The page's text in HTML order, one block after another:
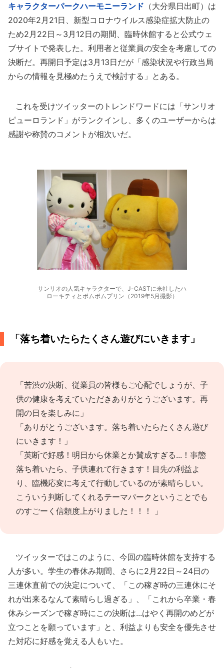
キャラクターパークハーモニーランド （大分県日出町）は
2020年2月21日、新型コロナウイルス感染症拡大防止の
ため2月22日～3月12日の期間、臨時休館すると公式ウェ
ブサイトで発表した。利用者と従業員の安全を考慮しての
決断だ。再開日予定は3月13日だが「感染状況や行政当局
からの情報を見極めたうえで検討する」とある。
これを受けツイッターのトレンドワードには「サンリオ
ピューロランド」がランクインし、多くのユーザーからは
感謝や称賛のコメントが相次いだ。
サンリオの人気キャラクターで、J-CASTに来社したハ
ローキティとポムポムプリン（2019年5月撮影）
「落ち着いたらたくさん遊びにいきます」
「苦渋の決断、従業員の皆様もご心配でしょうが、子
供の健康を考えていただきありがとうございます。再
開の日を楽しみに」
「ありがとうございます。落ち着いたらたくさん遊び
にいきます！」
「英断で好感！明日から休業とか賛成すぎる...！事態
落ち着いたら、子供連れて行きます！目先の利益よ
り、臨機応変に考えて行動しているのが素晴らしい。
こういう判断してくれるテーマパークということでも
のすごーく信頼度上がりました！！！ 」
ツイッターではこのように、今回の臨時休館を支持する
人が多い。学生の春休み期間、さらに2月22日～24日の
三連休直前での決定について、「この稼ぎ時の三連休にそ
れが出来るなんて素晴らし過ぎる」、「これから卒業・春
休みシーズンで稼ぎ時にこの決断は...はやく再開のめどが
立つことを願っています」と、利益よりも安全を優先させ
た対応に好感を覚える人もいた。